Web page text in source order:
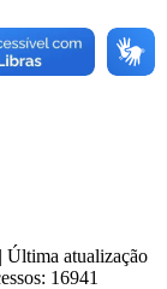
| Última atualização
16941